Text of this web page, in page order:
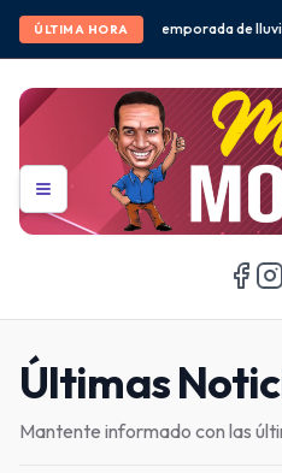
ÚLTIMA HORA
lluvias” Eduardo Ramírez México y
Últimas
Mantente informado con las